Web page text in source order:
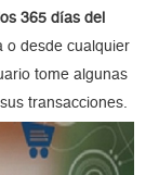
365 días del
o desde cualquier
tome algunas
transacciones.